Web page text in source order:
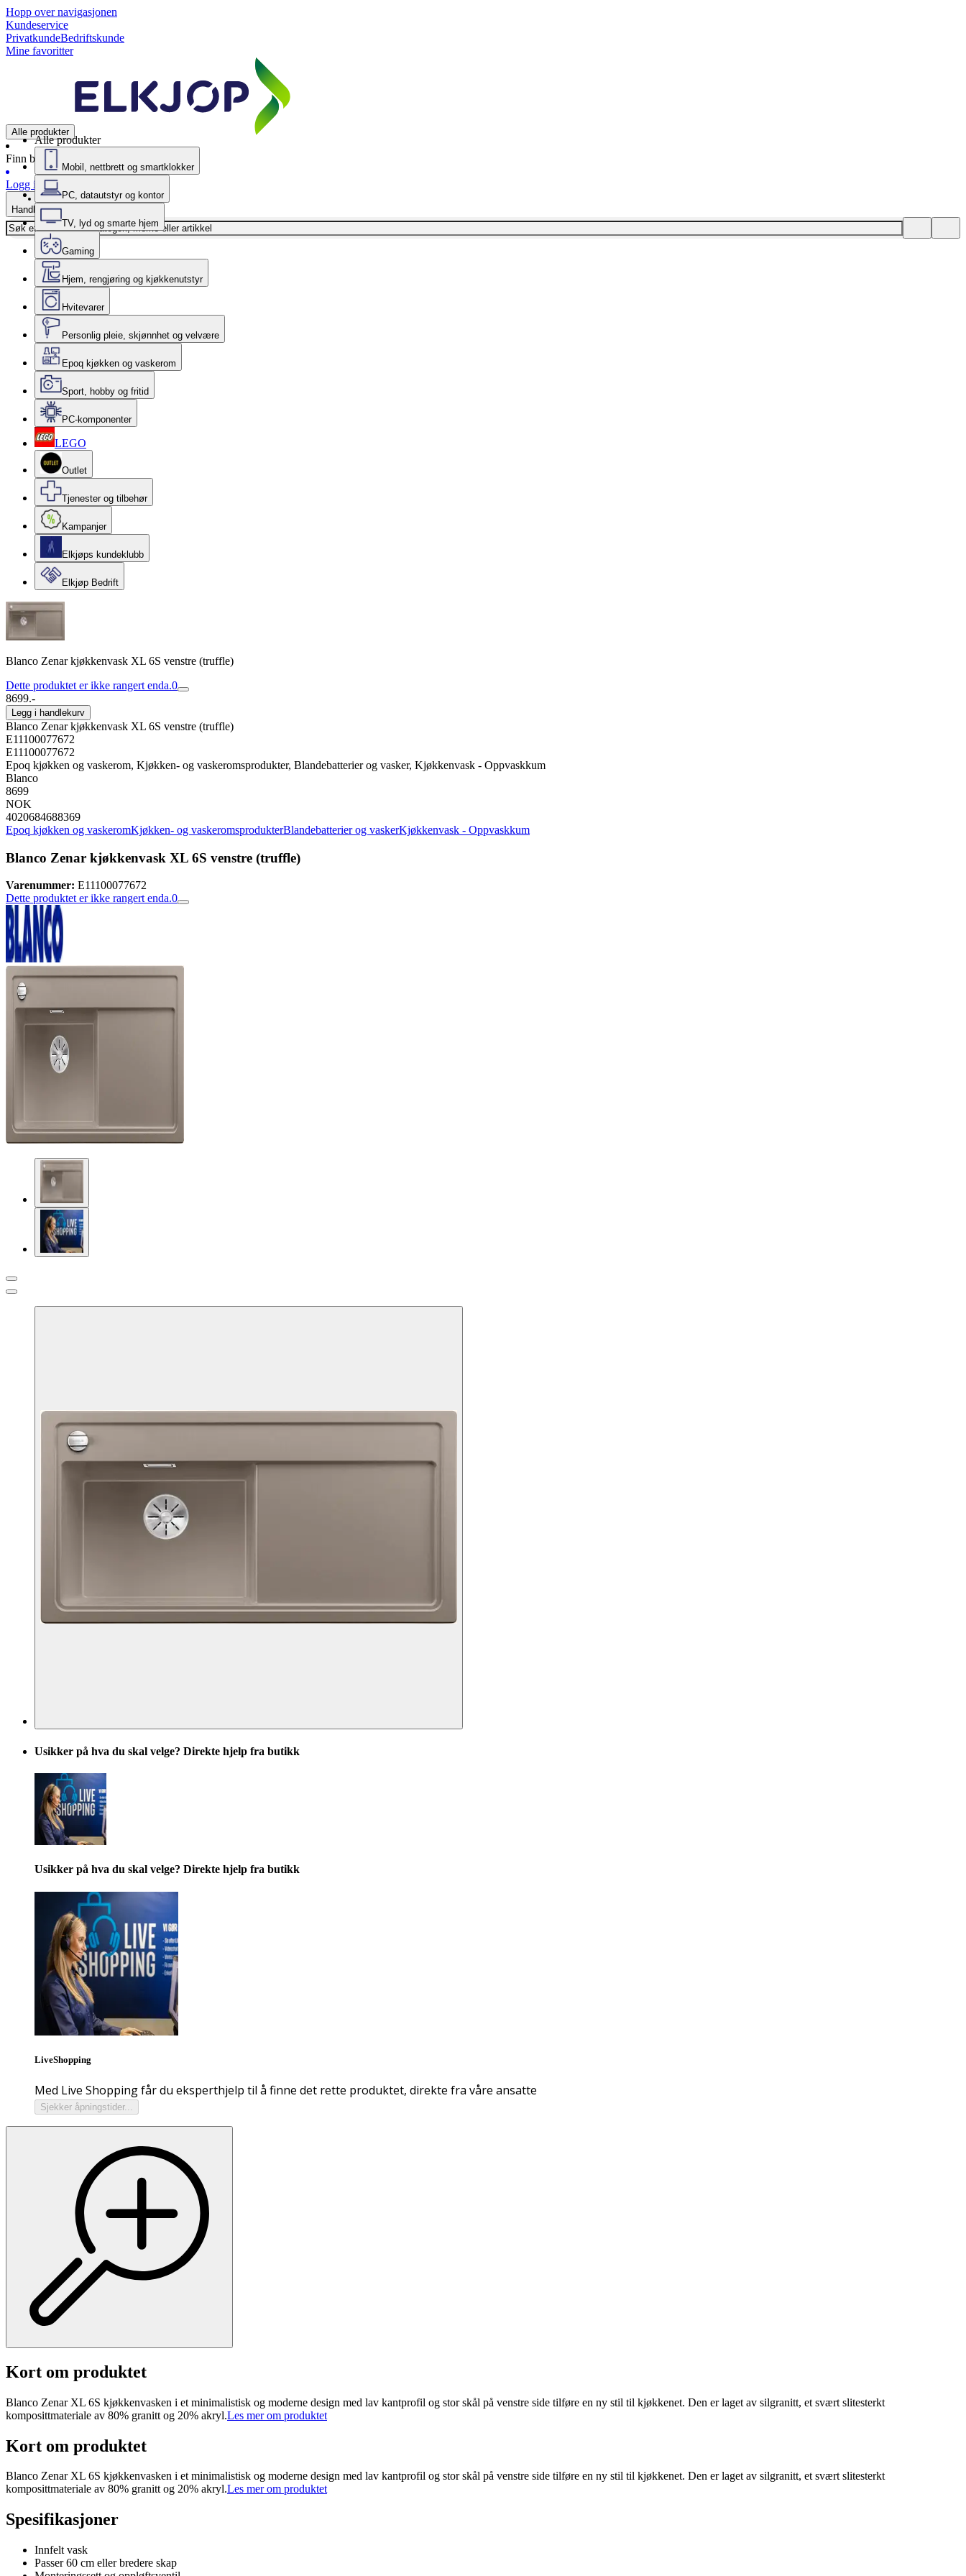
Hopp over navigasjonen
Kundeservice
PrivatkundeBedriftskunde
Mine favoritter
Alle produkter
Finn butikk
Logg inn
Handlekurv
Alle produkter
Mobil, nettbrett og smartklokker
PC, datautstyr og kontor
TV, lyd og smarte hjem
Gaming
Hjem, rengjøring og kjøkkenutstyr
Hvitevarer
Personlig pleie, skjønnhet og velvære
Epoq kjøkken og vaskerom
Sport, hobby og fritid
PC-komponenter
LEGO
Outlet
Tjenester og tilbehør
Kampanjer
Elkjøps kundeklubb
Elkjøp Bedrift
Blanco Zenar kjøkkenvask XL 6S venstre (truffle)
Dette produktet er ikke rangert enda.0
8699.-
Legg i handlekurv
Blanco Zenar kjøkkenvask XL 6S venstre (truffle)
E11100077672
E11100077672
Epoq kjøkken og vaskerom, Kjøkken- og vaskeromsprodukter, Blandebatterier og vasker, Kjøkkenvask - Oppvaskkum
Blanco
8699
NOK
4020684688369
Epoq kjøkken og vaskeromKjøkken- og vaskeromsprodukterBlandebatterier og vaskerKjøkkenvask - Oppvaskkum
Blanco Zenar kjøkkenvask XL 6S venstre (truffle)
Varenummer: E11100077672
Dette produktet er ikke rangert enda.0
Usikker på hva du skal velge? Direkte hjelp fra butikk
Usikker på hva du skal velge? Direkte hjelp fra butikk
LiveShopping
Med Live Shopping får du eksperthjelp til å finne det rette produktet, direkte fra våre ansatte
Sjekker åpningstider...
Kort om produktet
Blanco Zenar XL 6S kjøkkenvasken i et minimalistisk og moderne design med lav kantprofil og stor skål på venstre side tilføre en ny stil til kjøkkenet. Den er laget av silgranitt, et svært slitesterkt
komposittmateriale av 80% granitt og 20% akryl.Les mer om produktet
Kort om produktet
Blanco Zenar XL 6S kjøkkenvasken i et minimalistisk og moderne design med lav kantprofil og stor skål på venstre side tilføre en ny stil til kjøkkenet. Den er laget av silgranitt, et svært slitesterkt
komposittmateriale av 80% granitt og 20% akryl.Les mer om produktet
Spesifikasjoner
Innfelt vask
Passer 60 cm eller bredere skap